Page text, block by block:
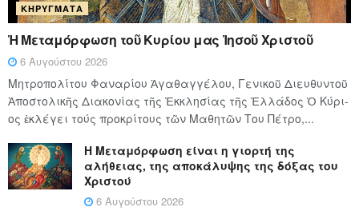
ΚΗΡΎΓΜΑΤΑ
Ἡ Μεταμόρφωση τοῦ Κυρίου μας Ἰησοῦ Χριστοῦ
6 Αυγούστου 2026
Μητροπολίτου Φαναρίου Ἀγαθαγγέλου, Γενικοῦ Διευθυντοῦ
Ἀποστολικῆς Διακονίας τῆς Ἐκκλησίας τῆς Ἑλλάδος Ὁ Κύ­ρι­
ος ἐκλέγει τούς προ­κρί­τους τῶν Μα­θη­τῶν Του Πέ­τρο,...
Η Μεταμόρφωση είναι η γιορτή της
αλήθειας, της αποκάλυψης της δόξας του
Χριστού
6 Αυγούστου 2026